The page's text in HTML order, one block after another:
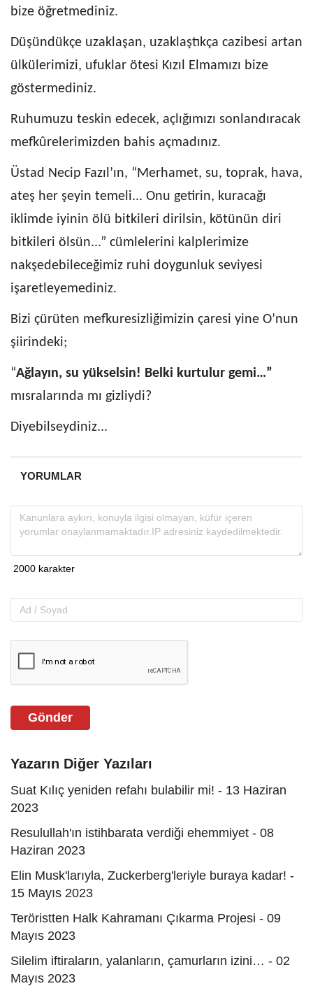
bize öğretmediniz.
Düşündükçe uzaklaşan, uzaklaştıkça cazibesi artan
ülkülerimizi, ufuklar ötesi Kızıl Elmamızı bize
göstermediniz.
Ruhumuzu teskin edecek, açlığımızı sonlandıracak
mefkûrelerimizden bahis açmadınız.
Üstad Necip Fazıl’ın, “Merhamet, su, toprak, hava,
ateş her şeyin temeli... Onu getirin, kuracağı
iklimde iyinin ölü bitkileri dirilsin, kötünün diri
bitkileri ölsün...” cümlelerini kalplerimize
nakşedebileceğimiz ruhi doygunluk seviyesi
işaretleyemediniz.
Bizi çürüten mefkuresizliğimizin çaresi yine O’nun
şiirindeki;
“Ağlayın, su yükselsin! Belki kurtulur gemi…”
mısralarında mı gizliydi?
Diyebilseydiniz...
YORUMLAR
Gönder
Yazarın Diğer Yazıları
Suat Kılıç yeniden refahı bulabilir mi! - 13 Haziran
2023
Resulullah'ın istihbarata verdiği ehemmiyet - 08
Haziran 2023
Elin Musk'larıyla, Zuckerberg'leriyle buraya kadar! -
15 Mayıs 2023
Teröristten Halk Kahramanı Çıkarma Projesi - 09
Mayıs 2023
Silelim iftiraların, yalanların, çamurların izini… - 02
Mayıs 2023